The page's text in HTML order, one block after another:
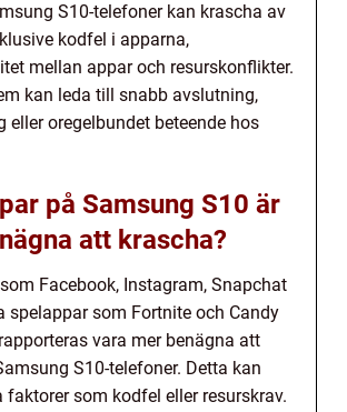
S10-telefoner kan krascha av
kodfel i apparna,
mellan appar och resurskonflikter.
kan leda till snabb avslutning,
eller oregelbundet beteende hos
på Samsung S10 är
att krascha?
Facebook, Instagram, Snapchat
spelappar som Fortnite och Candy
vara mer benägna att
S10-telefoner. Detta kan
faktorer som kodfel eller resurskrav.